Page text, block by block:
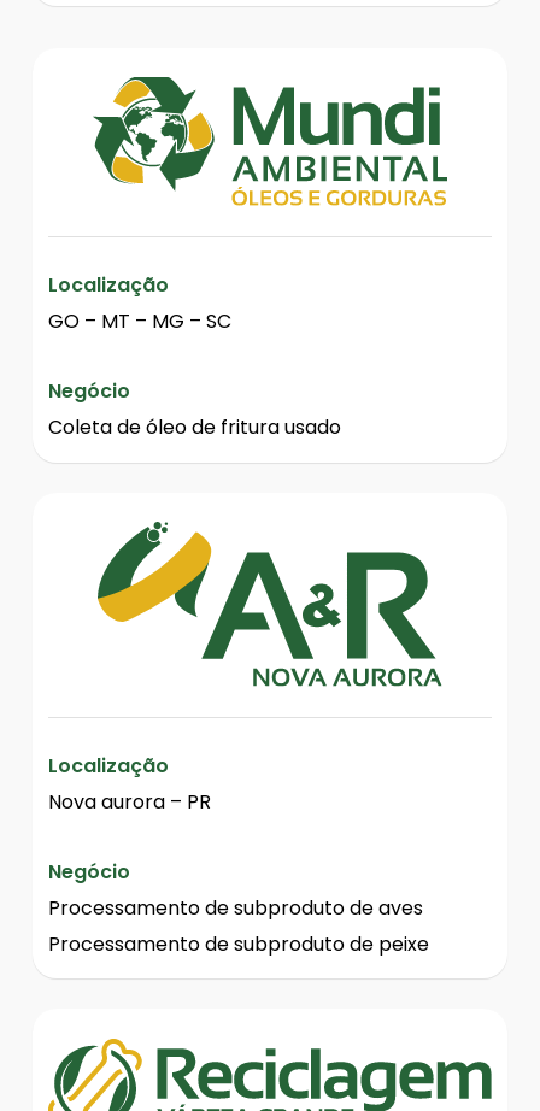
Localização
GO – MT – MG – SC
Negócio
Coleta de óleo de fritura usado
Localização
Nova aurora – PR
Negócio
Processamento de subproduto de aves
Processamento de subproduto de peixe